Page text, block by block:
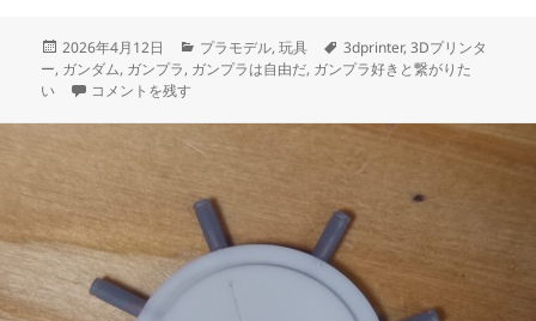
投
稿
日:
2026年4月12日
カ
テ
プラモデル,玩具
タ
グ
3dprinter,3Dプリンタ
ー, ガンダム, ガンプラ, ガンプラは自由だ, ガンプラ好きと繋がりた
い
3Dプリント ホワイトベース 操縦ユニット 製作日誌（12日目）操縦
コメントを残す